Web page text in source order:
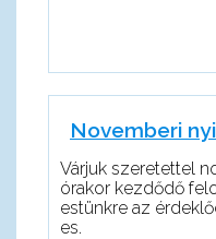
Novemberi
Várjuk szeretettel
órakor kezdődő
estünkre az
es.